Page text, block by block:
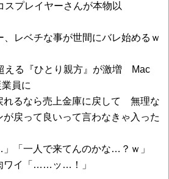
スプレイヤーさんが本物以
、レベチな事が世間にバレ始めるｗ
える『ひとり親方』が激増 Mac
員に
れるなら売上金庫に戻して 無理な
戻って良いって言わなきゃ入った
「一人で来てんのかな…？ｗ」
ワイ「……ッ…！」